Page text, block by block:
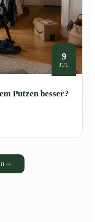
9
JUL
Putzen besser?
→